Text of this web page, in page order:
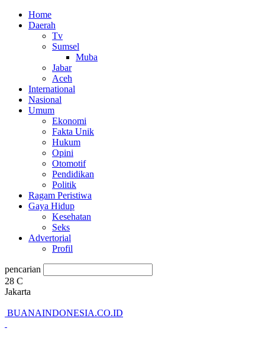
Home
Daerah
Tv
Sumsel
Muba
Jabar
Aceh
International
Nasional
Umum
Ekonomi
Fakta Unik
Hukum
Opini
Otomotif
Pendidikan
Politik
Ragam Peristiwa
Gaya Hidup
Kesehatan
Seks
Advertorial
Profil
pencarian
28 C
Jakarta
BUANAINDONESIA.CO.ID